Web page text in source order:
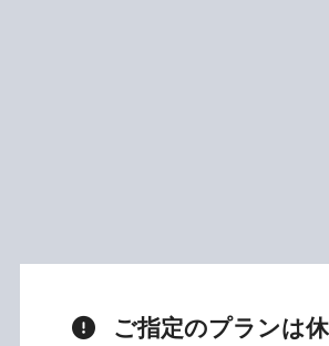
ご指定のプランは